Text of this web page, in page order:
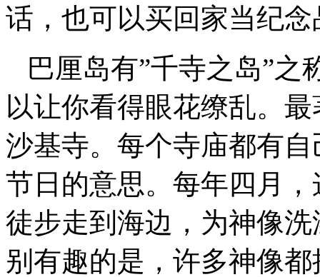
话，也可以买回家当纪念
巴厘岛有”千寺之岛”之
以让你看得眼花缭乱。
沙基寺。每个寺庙都有
节日的意思。每年四月
徒步走到海边，为神像
别有趣的是，许多神像